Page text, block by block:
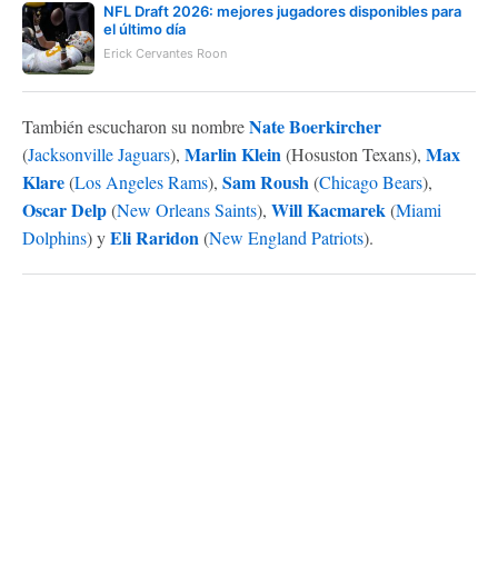
NFL Draft 2026: mejores jugadores disponibles para
el último día
Erick Cervantes Roon
También escucharon su nombreNate Boerkircher
(Jacksonville Jaguars), Marlin Klein(Hosuston Texans), Max
Klare(Los Angeles Rams), Sam Roush(Chicago Bears),
Oscar Delp(New Orleans Saints), Will Kacmarek(Miami
Dolphins) yEli Raridon(New England Patriots).